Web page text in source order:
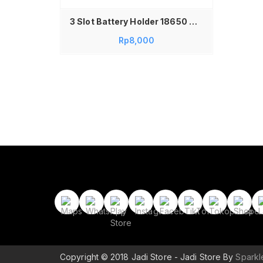
3 Slot Battery Holder 18650 Dudukan Tempat Baterai Lithium 3×18650 dengan Kabel Box Baterai untuk DIY Arduino Lampu LED Power Bank Robotik
Rp8,000
Copyright © 2018 Jadi Store - Jadi Store By